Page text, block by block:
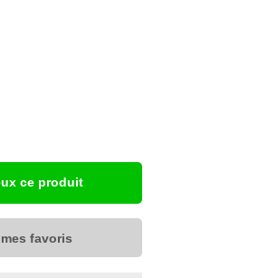
ce produit
favoris